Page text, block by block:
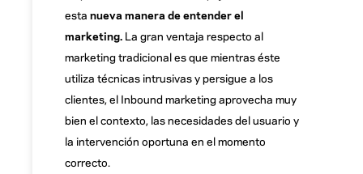
esta nueva manera de entender el
marketing. La gran ventaja respecto al
marketing tradicional es que mientras éste
utiliza técnicas intrusivas y persigue a los
clientes, el Inbound marketing aprovecha muy
bien el contexto, las necesidades del usuario y
la intervención oportuna en el momento
correcto.